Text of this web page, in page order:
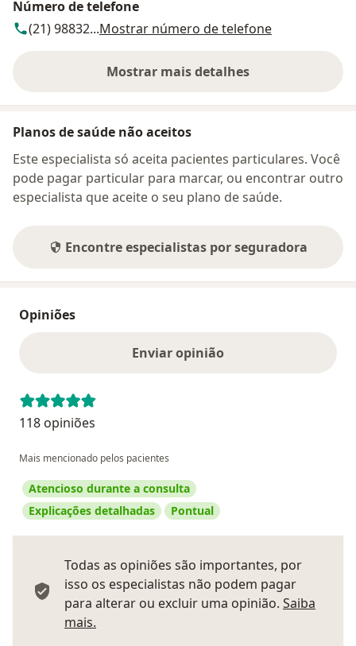
Número de telefone
(21) 98832...Mostrar número de telefone
Mostrar mais detalhes
sobre o endereço
Planos de saúde não aceitos
Este especialista só aceita pacientes particulares. Você
pode pagar particular para marcar, ou encontrar outro
especialista que aceite o seu plano de saúde.
Encontre especialistas por seguradora
Opiniões
Enviar opinião
118 opiniões
Mais mencionado pelos pacientes
Atencioso durante a consulta
Explicações detalhadas
Pontual
Todas as opiniões são importantes, por
isso os especialistas não podem pagar
para alterar ou excluir uma opinião. Saiba
mais.